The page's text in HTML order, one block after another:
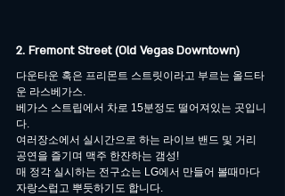
2. Fremont Street (Old Vegas Downtown)
다운타운 혹은 프리몬트 스트릿이라고 부르는 올드타
운 라스베가스.
베가스 스트립에서 차로 15분정도 떨어져있는 곳입니
다.
여러장소에서 실시간으로 하는 라이브 밴드 및 거리
공연을 즐기며 맥주 한잔하는 갬성!
매 정각 실시하는 전구쇼는 LG에서 만들어 볼때마다
자랑스럽고 뿌듯하기도 합니다.